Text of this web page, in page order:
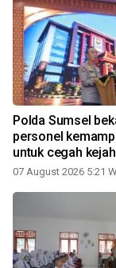
Polda Sumsel
personel
untuk cegah
07 August 2026 5:21